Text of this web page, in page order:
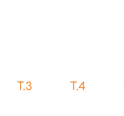
T.3 T.4